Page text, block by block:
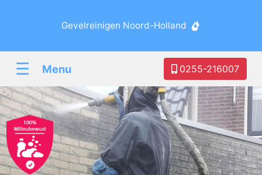
Gevelreinigen Noord-Holland
☰ Menu 0255-216007